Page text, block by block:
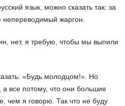
язык, можно сказать так: за
непереводимый жаргон.
нет, я требую, чтобы мы выпили
«Будь молодцом!». Но
все потому, что они большие
чем я говорю. Так что не буду